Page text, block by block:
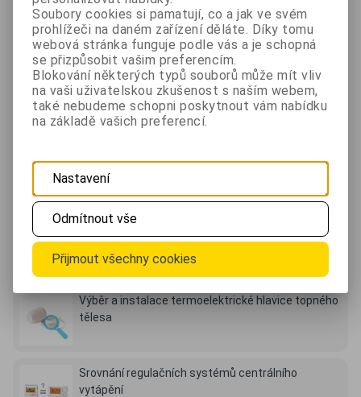
Klíče od bytu- Okamžitě nechte vyměnit všechny
zámky, od kterých vám byly odcizeny klíče. Zloděj si
dnes velmi jednoduše dokáže zjistit podle jména a
dokladů kde bydlíte a kde pracujete. Je možné, že
krádež nebyla zaměřena na peníze a doklady ale na
Další informace naleznete také v...
Výběr a instalace termoelektrické hlavice topného
tělesa
Srovnání regulačních systémů centrálního
vytápění
Soubory cookies si pamatují, co a jak ve svém
prohlížeči na daném zařízení děláte. Díky tomu
webová stránka funguje podle vás a je schopná
se přizpůsobit vašim preferencím.
Blokování některých typů souborů může mít vliv
na vaši uživatelskou zkušenost s naším webem,
také nebudeme schopni poskytnout vám nabídku
na základě vašich preferencí.
Nastavení
Odmítnout vše
Přijmout všechny cookies